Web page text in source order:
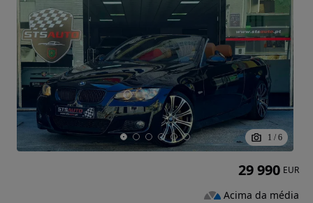
1 / 6
29 990 EUR
Acima da média